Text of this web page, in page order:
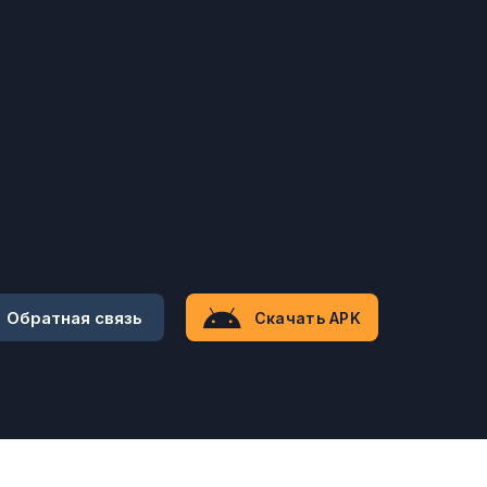
Обратная связь Скачать APK